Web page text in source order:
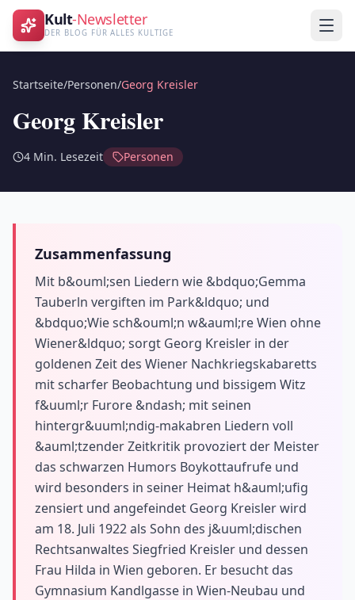
Kult-Newsletter
DER BLOG FÜR ALLES KULTIGE
Startseite/Personen/Georg Kreisler
Georg Kreisler
4 Min. Lesezeit Personen
Zusammenfassung
Mit b&ouml;sen Liedern wie &bdquo;Gemma
Tauberln vergiften im Park&ldquo; und
&bdquo;Wie sch&ouml;n w&auml;re Wien ohne
Wiener&ldquo; sorgt Georg Kreisler in der
goldenen Zeit des Wiener Nachkriegskabaretts
mit scharfer Beobachtung und bissigem Witz
f&uuml;r Furore &ndash; mit seinen
hintergr&uuml;ndig-makabren Liedern voll
&auml;tzender Zeitkritik provoziert der Meister
das schwarzen Humors Boykottaufrufe und
wird besonders in seiner Heimat h&auml;ufig
zensiert und angefeindet Georg Kreisler wird
am 18. Juli 1922 als Sohn des j&uuml;dischen
Rechtsanwaltes Siegfried Kreisler und dessen
Frau Hilda in Wien geboren. Er besucht das
Gymnasium Kandlgasse in Wien-Neubau und